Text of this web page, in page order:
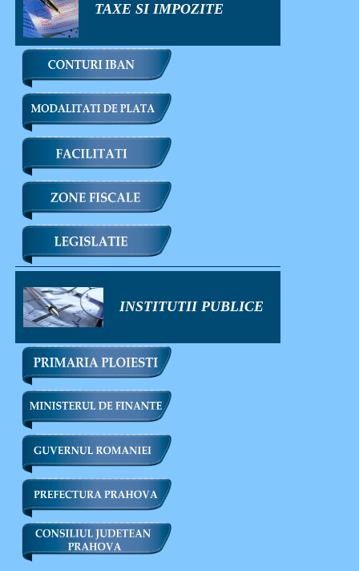
TAXE SI IMPOZITE
INSTITUTII PUBLICE